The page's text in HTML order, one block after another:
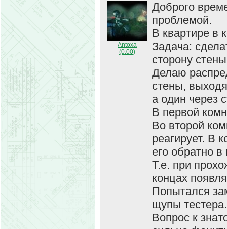
Antoxa
(0.00)
Доброго
проблемой.
В квартире в
Задача:
сторону
Делаю
стены,
а один через
В первой
Во второй
реагирует. В
его обратно
Т.е. при
концах
Попытался
щупы тестера.
Вопрос к